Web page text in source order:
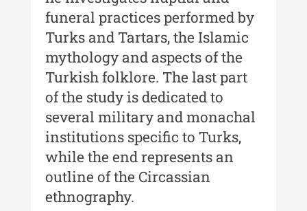
Moldovei - XXII / 2022
Anuarul Muzeului Etnografic al
Moldovei - XXI / 2021
Anuarul Muzeului Etnografic al
Moldovei - XX / 2020
Indexul Complet
Buletinul Muzeului Științei și
Tehnicii ”Ștefan Procopiu”
Buletinul Muzeului Științei și
funeral practices performed by
Turks and Tartars, the Islamic
mythology and aspects of the
Turkish folklore. The last part
of the study is dedicated to
several military and monachal
institutions specific to Turks,
while the end represents an
outline of the Circassian
ethnography.